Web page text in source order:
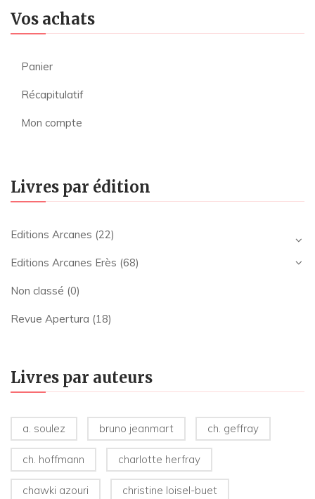
Vos achats
Panier
Récapitulatif
Mon compte
Livres par édition
Editions Arcanes (22)
Editions Arcanes Erès (68)
Non classé (0)
Revue Apertura (18)
Livres par auteurs
a. soulez bruno jeanmart ch. geffray
ch. hoffmann charlotte herfray
chawki azouri christine loisel-buet